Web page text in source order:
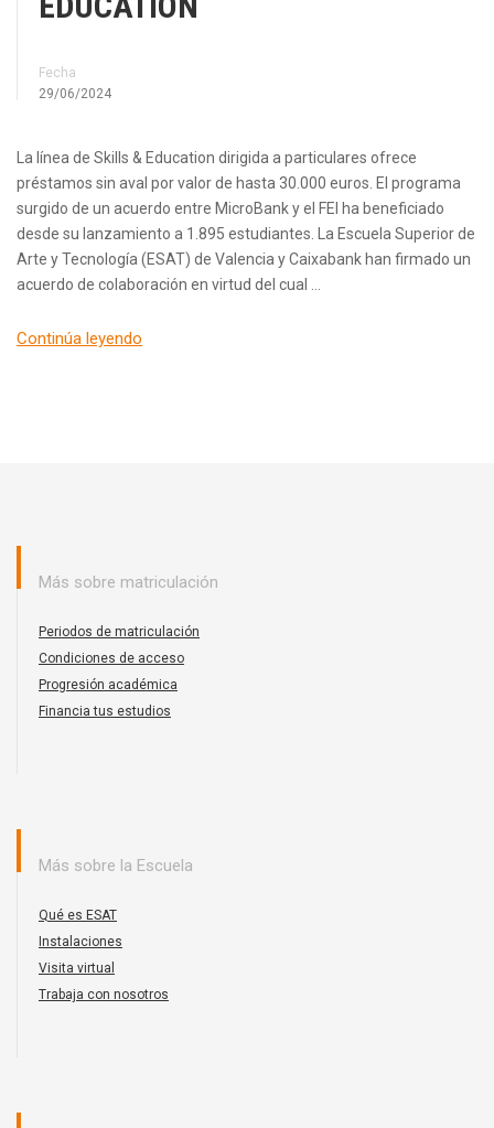
Fecha
29/06/2024
La línea de Skills & Education dirigida a particulares ofrece
préstamos sin aval por valor de hasta 30.000 euros. El programa
surgido de un acuerdo entre MicroBank y el FEI ha beneficiado
desde su lanzamiento a 1.895 estudiantes. La Escuela Superior de
Arte y Tecnología (ESAT) de Valencia y Caixabank han firmado un
acuerdo de colaboración en virtud del cual …
Continúa leyendo
Más sobre matriculación
Periodos de matriculación
Condiciones de acceso
Progresión académica
Financia tus estudios
Más sobre la Escuela
Qué es ESAT
Instalaciones
Visita virtual
Trabaja con nosotros